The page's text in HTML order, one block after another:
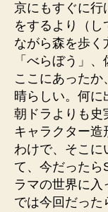
京にもすぐに行
をするより（し
ながら森を歩く
「べらぼう」
ここにあった
晴らしい。何に
朝ドラよりも史
キャラクター造
わけで、そこに
て、今だったら
ラマの世界に
では今回だった